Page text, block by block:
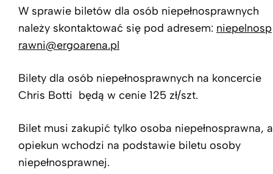
W sprawie biletów dla osób niepełnosprawnych
należy skontaktować się pod adresem: niepelnosp
rawni@ergoarena.pl
Bilety dla osób niepełnosprawnych na koncercie
Chris Botti będą w cenie 125 zł/szt.
Bilet musi zakupić tylko osoba niepełnosprawna, a
opiekun wchodzi na podstawie biletu osoby
niepełnosprawnej.